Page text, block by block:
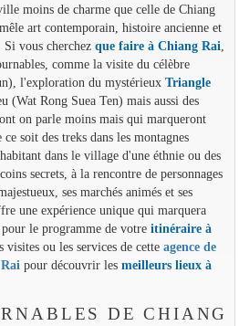
moins de charme que celle de Chiang
art contemporain, histoire ancienne et
Si vous cherchez que faire à Chiang Rai
comme la visite du célèbre
l'exploration du mystérieux Triangle
(Wat Rong Suea Ten) mais aussi des
on parle moins mais qui marqueront
soit des treks dans les montagnes
dans le village d'une éthnie ou des
secrets, à la rencontre de personnages
ses marchés animés et ses
une expérience unique qui marquera
le programme de votre itinéraire à
visites ou les services de cette agence de
pour découvrir les meilleurs lieux à
DE CHIANG